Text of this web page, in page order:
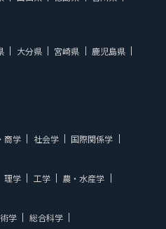
大分県 宮崎県
鹿児島県
商学 社会学
国際関係学
理学 工学
農・水産学
学 総合科学